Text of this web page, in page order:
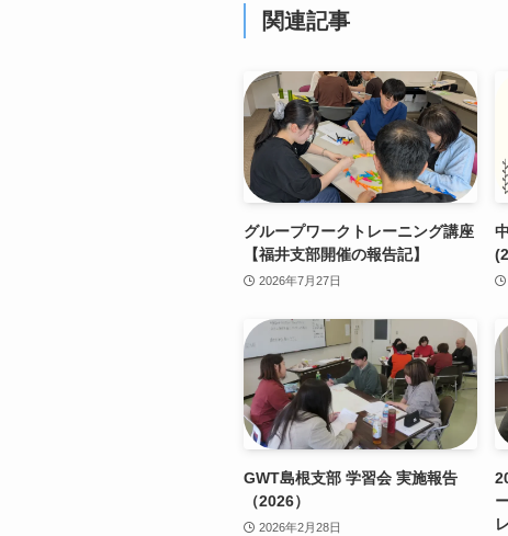
関連記事
グループワークトレーニング講座
【福井支部開催の報告記】
2026年7月27日
GWT島根支部 学習会 実施報告
（2026）
2026年2月28日